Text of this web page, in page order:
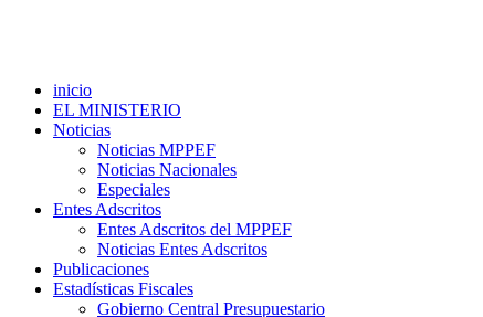
inicio
EL MINISTERIO
Noticias
Noticias MPPEF
Noticias Nacionales
Especiales
Entes Adscritos
Entes Adscritos del MPPEF
Noticias Entes Adscritos
Publicaciones
Estadísticas Fiscales
Gobierno Central Presupuestario